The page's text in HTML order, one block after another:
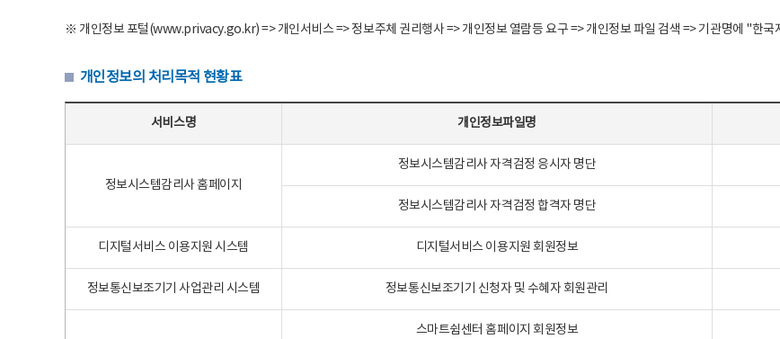
※ 개인정보 포털(www.privacy.go.kr) => 개인서비스 => 정보주체 권리행사 => 개인정보 열람등 요구 => 개인정보 파일 검색 => 기관명에 "한국
개인정보의 처리목적 현황표
서비스명 개인정보파일명
정보시스템감리사 홈페이지
정보시스템감리사 자격검정 응시자 명단
정보시스템감리사 자격검정 합격자 명단
디지털서비스 이용지원 시스템 디지털서비스 이용지원 회원정보
정보통신보조기기 사업관리 시스템 정보통신보조기기 신청자 및 수혜자 회원관리
스마트쉼센터 홈페이지 회원정보